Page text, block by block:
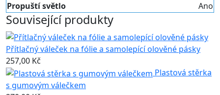
Propuští světlo
Ano
Související produkty
Přítlačný váleček na fólie a samolepící olověné pásky
257,00 Kč
Plastová stěrka
s gumovým válečkem